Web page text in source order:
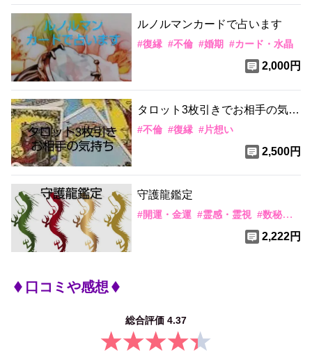
ルノルマンカードで占います
#復縁 #不倫 #婚期 #カード・水晶
2,000円
タロット3枚引きでお相手の気持
ち
#不倫 #復縁 #片想い
2,500円
守護龍鑑定
#開運・金運 #霊感・霊視 #数秘術
2,222円
口コミや感想
総合評価 4.37